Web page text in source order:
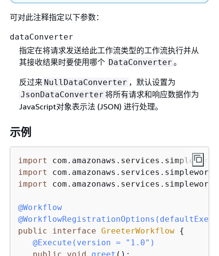
可对此注释指定以下参数：
dataConverter
指定在将请求发送给此工作流类型的工作流执行并从
其接收结果时要使用哪个 DataConverter 。
反过来 NullDataConverter ，默认设置为
JsonDataConverter 将所有请求和响应数据作为
JavaScript对象表示法 (JSON) 进行处理。
示例
import
import
import
@Workflow
public
interface GreeterWorkflow {
@Execute(version = "1.0")